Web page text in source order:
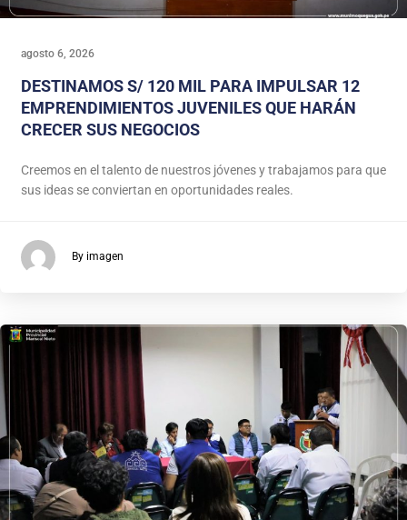
agosto 6, 2026
DESTINAMOS S/ 120 MIL PARA IMPULSAR 12
EMPRENDIMIENTOS JUVENILES QUE HARÁN
CRECER SUS NEGOCIOS
Creemos en el talento de nuestros jóvenes y trabajamos para que
sus ideas se conviertan en oportunidades reales.
By imagen